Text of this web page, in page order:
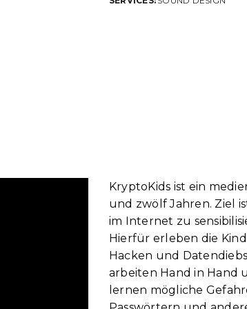
KryptoKids ist ein
und zwölf Jahren. Ziel
im Internet zu
Hierfür erleben die
Hacken und
arbeiten Hand in Hand
lernen mögliche